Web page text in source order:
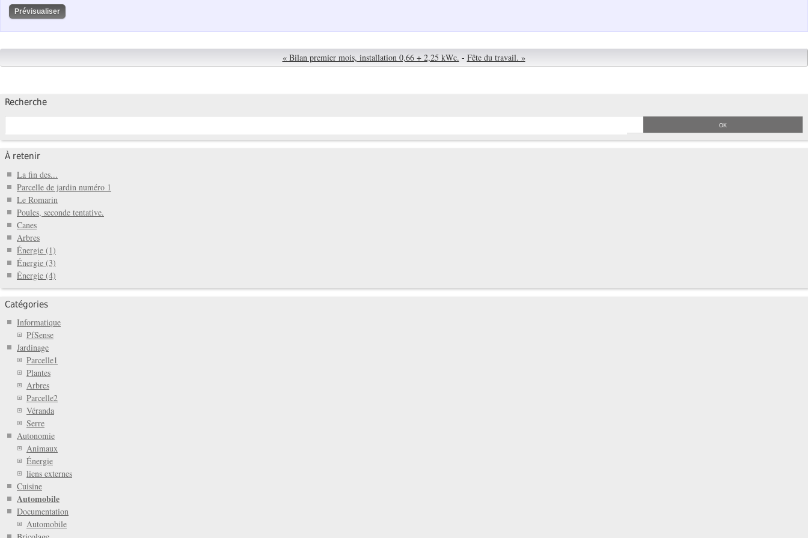
« Bilan premier mois, installation 0,66 + 2,25 kWc. - Fête du travail. »
Recherche
À retenir
La fin des...
Parcelle de jardin numéro 1
Le Romarin
Poules, seconde tentative.
Canes
Arbres
Énergie (1)
Énergie (3)
Énergie (4)
Catégories
Informatique
PfSense
Jardinage
Parcelle1
Plantes
Arbres
Parcelle2
Véranda
Serre
Autonomie
Animaux
Énergie
liens externes
Cuisine
Automobile
Documentation
Automobile